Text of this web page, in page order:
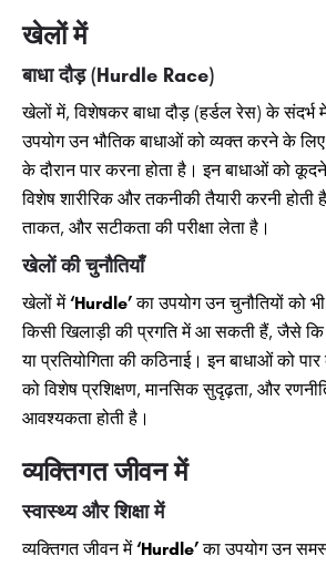
खेलों में
बाधा दौड़ (Hurdle Race)
खेलों में, विशेषकर बाधा दौड़ (हर्डल रेस) के संदर्भ
उपयोग उन भौतिक बाधाओं को व्यक्त करने के लिए
के दौरान पार करना होता है। इन बाधाओं को
विशेष शारीरिक और तकनीकी तैयारी करनी
ताकत, और सटीकता की परीक्षा लेता है।
खेलों की चुनौतियाँ
खेलों में‘Hurdle’का उपयोग उन चुनौतियों को
किसी खिलाड़ी की प्रगति में आ सकती हैं, जैसे कि
या प्रतियोगिता की कठिनाई। इन बाधाओं को
को विशेष प्रशिक्षण, मानसिक सुदृढ़ता, और
आवश्यकता होती है।
व्यक्तिगत जीवन में
स्वास्थ्य और शिक्षा में
व्यक्तिगत जीवन में‘Hurdle’का उपयोग उन